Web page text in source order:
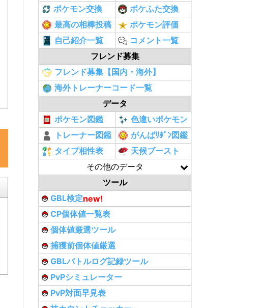
ポケモン交換
ポケふた交換
最高の相棒投稿
ポケモン評価
自己紹介一覧
コメント一覧
フレンド募集
フレンド募集【国内・海外】
海外トレーナーコード一覧
データ
ポケモン図鑑
色違いポケモン
トレーナー図鑑
がんばﾘﾎﾞﾝ図鑑
タイプ相性表
天候ブースト
その他のデータ
ツール
GBL検定new!
CP個体値一覧表
個体値厳選ツール
捕獲前個体値厳選
GBLバトルログ記録ツール
PvPシミュレーター
PvP対面早見表